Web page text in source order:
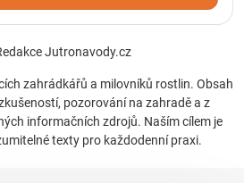
Jutronavody.cz
zahrádkářů a milovníků rostlin. Obsah
pozorování na zahradě a z
informačních zdrojů. Naším cílem je
texty pro každodenní praxi.